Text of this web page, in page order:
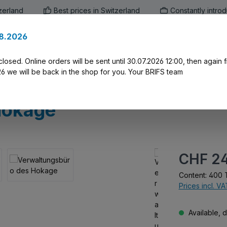
Best prices in Switzerland Constantly
Regular price:
CHF
Content: 400
Prices incl.
Available,
Online orders will be sent until 30.07.2026 12:00, then again
we will be back in the shop for you. Your BRIFS team